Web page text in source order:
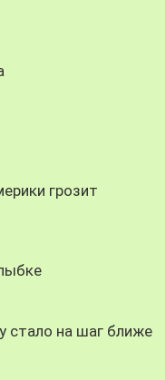
грозит
стало на шаг ближе